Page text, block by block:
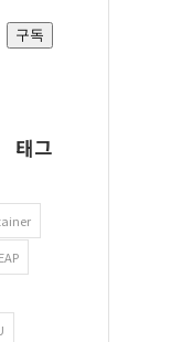
주소
구독
태그